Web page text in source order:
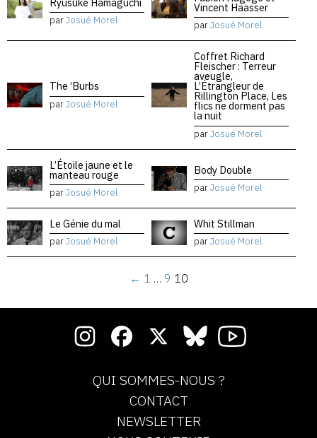
parJosué Morel
Vincent Haasser
parJosué Morel
The ‘Burbs
parJosué Morel
Coffret Richard
Fleischer : Terreur
aveugle,
L’Étrangleur de
Rillington Place, Les
flics ne dorment pas
la nuit
parJosué Morel
L’Étoile jaune et le
manteau rouge
parJosué Morel
Body Double
parJosué Morel
Le Génie du mal
parJosué Morel
Whit Stillman
parJosué Morel
← 1 … 9 10
QUI SOMMES-NOUS ?
CONTACT
NEWSLETTER